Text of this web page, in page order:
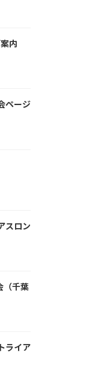
内
ページ
スロン
（千葉
ライア